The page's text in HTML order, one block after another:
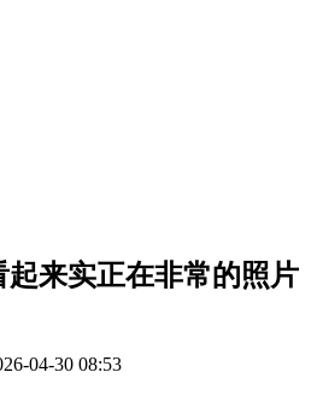
来实正在非常的照片
04-30 08:53